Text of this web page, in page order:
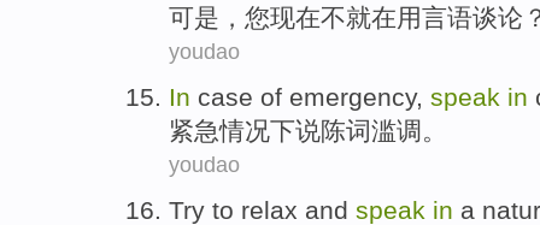
可是 ， 您现在不就在用言语谈论
youdao
In case of emergency, speak in
紧急情况下说陈词滥调。
youdao
Try to relax and speak in a